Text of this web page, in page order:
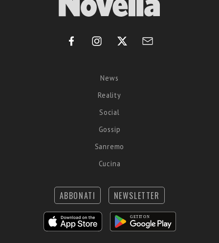
News
Reality
Social
Gossip
Sanremo
Cucina
ABBONATI NEWSLETTER